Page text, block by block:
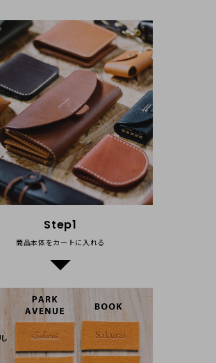
が、伝票など色々配慮していただき、ま
購入者の私にも後日お手紙もありとても
物ができました。ありがとうございまし
くれて良かったです。次は自分の買い物
いただき、ありがとうございます。無事に
うで、こちらも嬉しいです！また、ショッ
ただけたようで、担当も大変励みになって
よろしくお願いいたします。
入しました。
Step1
商品本体をカートに⼊れる